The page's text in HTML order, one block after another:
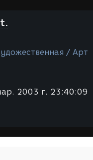
/ Арт
2003 г. 23:40:09